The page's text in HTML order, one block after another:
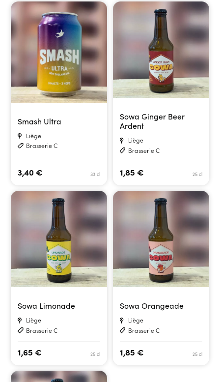
Smash Ultra
Liège
Brasserie C
33 cl
3,40€
Sowa Ginger Beer
Ardent
Liège
Brasserie C
25 cl
1,85 €
Sowa Limonade
Liège
Brasserie C
25 cl
1,65€
Sowa Orangeade
Liège
Brasserie C
25 cl
1,85 €